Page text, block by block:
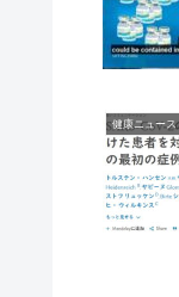
健康ニュース